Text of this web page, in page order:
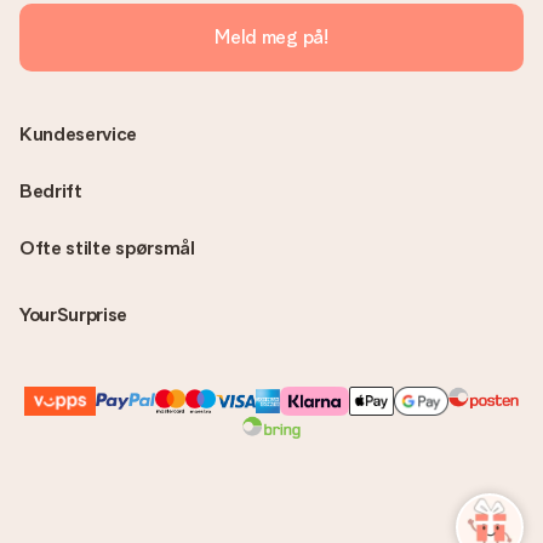
Meld meg på!
Ofte stilte spørsmål
YourSurprise
Kundeservice
Bedrift